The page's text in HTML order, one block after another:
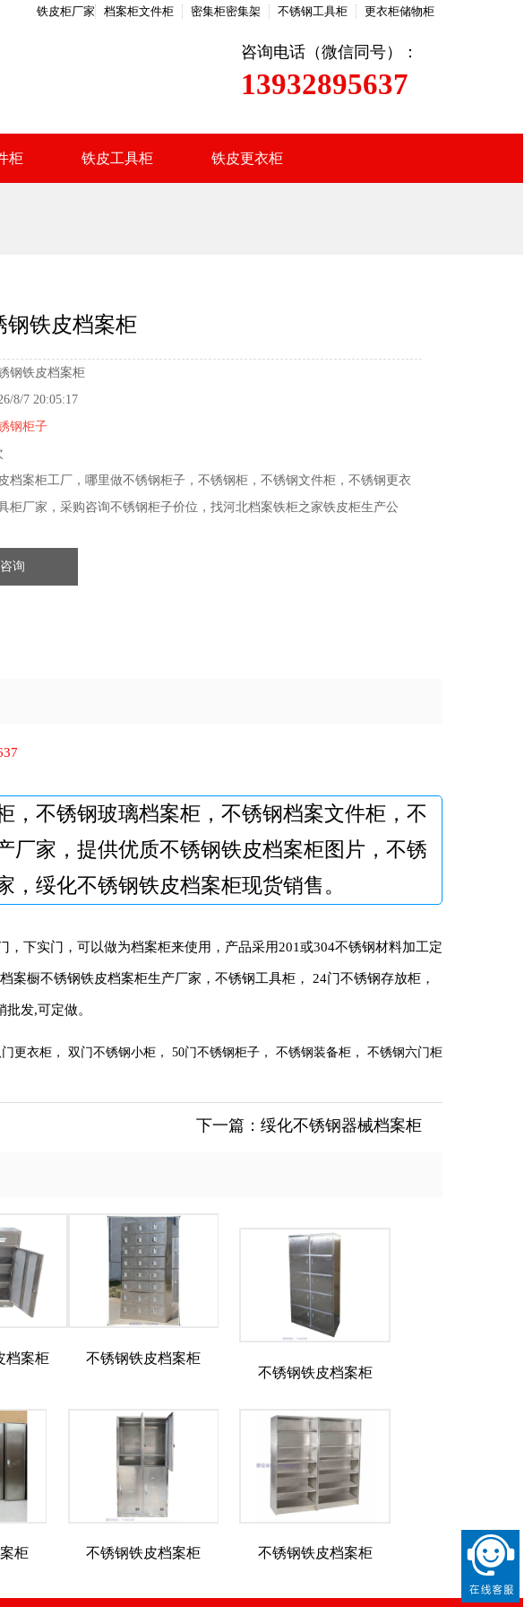
铁皮柜厂家 档案柜文件柜 密集柜密集架 不锈钢工具柜 更衣柜储物柜
咨询电话（微信同号）：
13932895637
柜 铁皮工具柜 铁皮更衣柜
钢铁皮档案柜
钢铁皮档案柜
8/7 20:05:17
钢柜子
档案柜工厂，哪里做不锈钢柜子，不锈钢柜，不锈钢文件柜，不锈钢更衣
柜厂家，采购咨询不锈钢柜子价位，找河北档案铁柜之家铁皮柜生产公
询
，不锈钢玻璃档案柜，不锈钢档案文件柜，不
厂家，提供优质不锈钢铁皮档案柜图片，不锈
绥化不锈钢铁皮档案柜现货销售。
下实门，可以做为档案柜来使用，产品采用201或304不锈钢材料加工定
橱不锈钢铁皮档案柜生产厂家，不锈钢工具柜， 24门不锈钢存放柜，
发,可定做。
更衣柜， 双门不锈钢小柜， 50门不锈钢柜子， 不锈钢装备柜， 不锈钢六门柜
下一篇： 绥化不锈钢器械档案柜
档案柜
不锈钢铁皮档案柜
不锈钢铁皮档案柜
柜 不锈钢铁皮档案柜 不锈钢铁皮档案柜